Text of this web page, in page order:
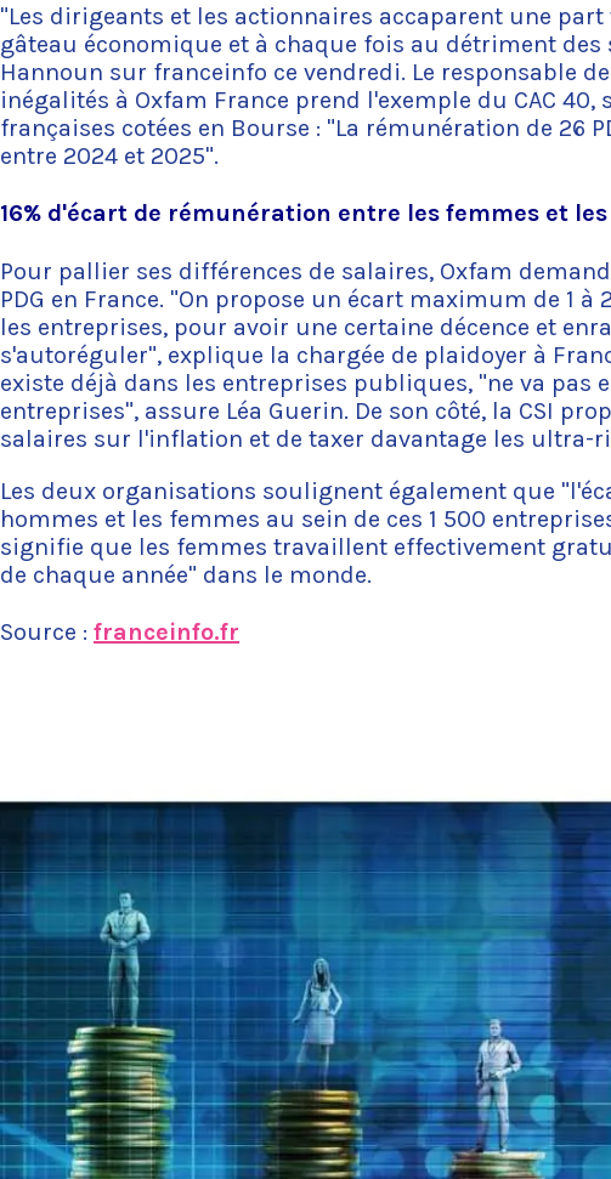
"Les dirigeants et les actionnaires accaparent une
gâteau économique et à chaque fois au détriment des
Hannoun sur franceinfo ce vendredi. Le responsable
inégalités à Oxfam France prend l'exemple du CAC
françaises cotées en Bourse : "La rémunération de 26
entre 2024 et 2025".
16% d'écart de rémunération entre les femmes et
Pour pallier ses différences de salaires, Oxfam
PDG en France. "On propose un écart maximum de 1
les entreprises, pour avoir une certaine décence et
s'autoréguler", explique la chargée de plaidoyer à
existe déjà dans les entreprises publiques, "ne va pas
entreprises", assure Léa Guerin. De son côté, la CSI
salaires sur l'inflation et de taxer davantage les ultra-
Les deux organisations soulignent également que
hommes et les femmes au sein de ces 1 500
signifie que les femmes travaillent effectivement
de chaque année" dans le monde.
Source : franceinfo.fr